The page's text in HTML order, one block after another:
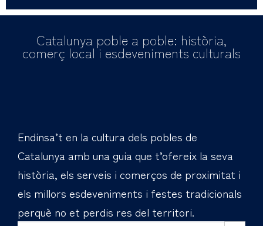
Catalunya poble a poble: història,
comerç local i esdeveniments culturals
Endinsa’t en la cultura dels pobles de
Catalunya amb una guia que t’ofereix la seva
història, els serveis i comerços de proximitat i
els millors esdeveniments i festes tradicionals
perquè no et perdis res del territori.
BOTÓN DE